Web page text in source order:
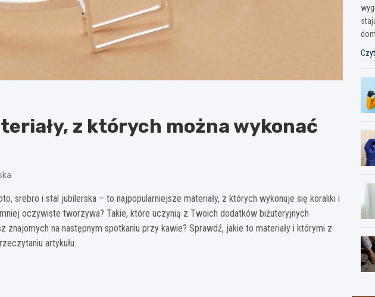
z których można wykonać
srebro i stal jubilerska – to najpopularniejsze materiały, z których wykonuje się koraliki i
oczywiste tworzywa? Takie, które uczynią z Twoich dodatków biżuteryjnych
znajomych na następnym spotkaniu przy kawie? Sprawdź, jakie to materiały i którymi z
artykułu.